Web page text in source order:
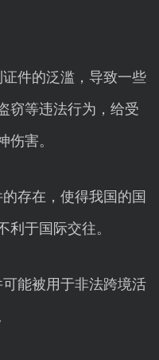
证件的泛滥，导致一些
窃等违法行为，给受
伤害。
存在，使得我国的国
利于国际交往。
可能被用于非法跨境活